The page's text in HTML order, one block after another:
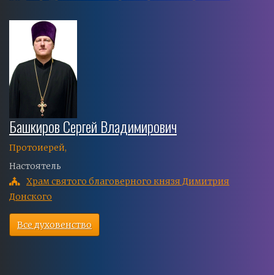
Башкиров Сергей Владимирович
Протоиерей,
Настоятель
Храм святого благоверного князя Димитрия
Донского
Все духовенство